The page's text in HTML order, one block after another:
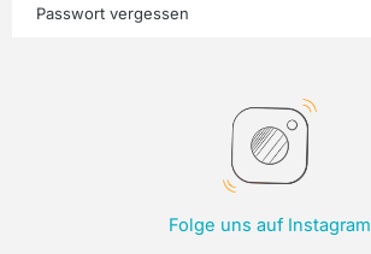
Passwort vergessen
Folge uns auf Instagram